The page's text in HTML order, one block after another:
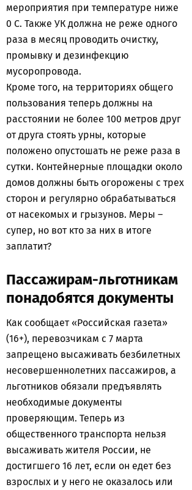
мероприятия при температуре ниже
0 С. Также УК должна не реже одного
раза в месяц проводить очистку,
промывку и дезинфекцию
мусоропровода.
Кроме того, на территориях общего
пользования теперь должны на
расстоянии не более 100 метров друг
от друга стоять урны, которые
положено опустошать не реже раза в
сутки. Контейнерные площадки около
домов должны быть огорожены с трех
сторон и регулярно обрабатываться
от насекомых и грызунов. Меры –
супер, но вот кто за них в итоге
заплатит?
Пассажирам-льготникам
понадобятся документы
Как сообщает «Российская газета»
(16+), перевозчикам с 7 марта
запрещено высаживать безбилетных
несовершеннолетних пассажиров, а
льготников обязали предъявлять
необходимые документы
проверяющим. Теперь из
общественного транспорта нельзя
высаживать жителя России, не
достигшего 16 лет, если он едет без
взрослых и у него не оказалось или